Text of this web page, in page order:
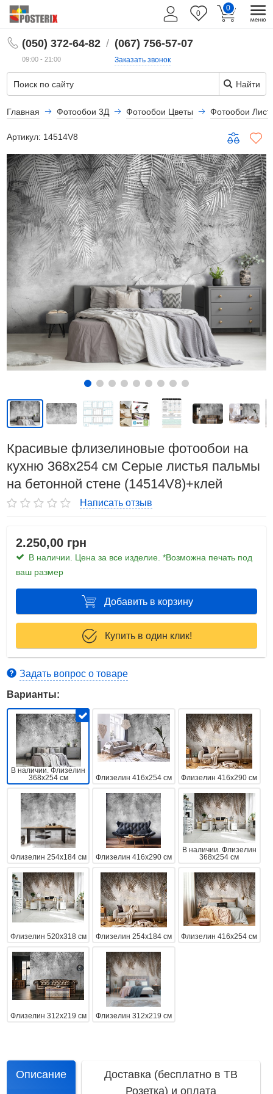
0
0
(050) 372-64-82
09:00 - 21:00
/ (067) 756-57-07
Заказать звонок
Найти
RU
Главная Фотообои 3Д Фотообои Цветы Фотообои
Артикул: 14514V8
Красивые флизелиновые фотообои на
кухню 368x254 см Серые листья пальмы
на бетонной стене (14514V8)+клей
Написать отзыв
2.250,00 грн
В наличии. Цена за все изделие. *Возможна печать под
ваш размер
Добавить в корзину
Купить в один клик!
Задать вопрос о товаре
Варианты:
В наличии. Флизелин
368x254 см
Флизелин 416x254 см Флизелин 416x290 см
Флизелин 254x184 см Флизелин 416x290 см
В наличии. Флизелин
368x254 см
Флизелин 520x318 см Флизелин 254x184 см Флизелин 416x254 см
Флизелин 312x219 см Флизелин 312x219 см
Описание
Доставка (бесплатно в ТВ
Розетка) и оплата